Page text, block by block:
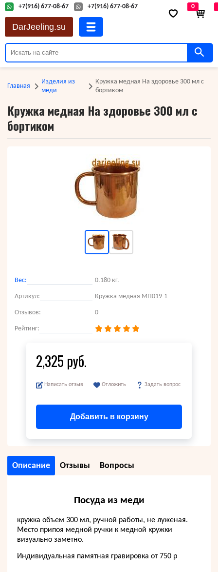
+7(916) 677-08-67 +7(916) 677-08-67
DarJeeling.su
0
Главная
Изделия из
меди
Кружка медная На здоровье 300 мл с
бортиком
Кружка медная На здоровье 300 мл с
бортиком
Вес: 0.180 кг.
Артикул: Кружка медная МП019-1
Отзывов: 0
Рейтинг:
2,325 руб.
Написать отзыв Отложить Задать вопрос
Добавить в корзину
Описание Отзывы Вопросы
Посуда из меди
кружка объем 300 мл, ручной работы, не луженая.
Место припоя медной ручки к медной кружки
визуально заметно.
Индивидуальная памятная гравировка от 750 р